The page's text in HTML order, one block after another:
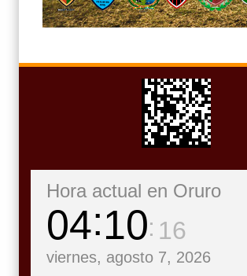
Hora actual en Oruro
04 10 18
viernes, agosto 7, 2026